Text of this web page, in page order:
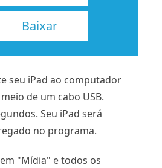
Baixar
seu iPad ao computador
de um cabo USB.
Seu iPad será
no programa.
"Mídia" e todos os